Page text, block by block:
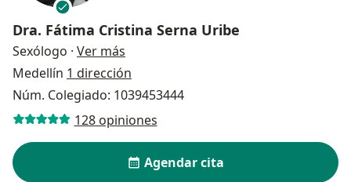
Dra. Fátima Cristina Serna Uribe
Sexólogo · Ver más
Medellín 1 dirección
Núm. Colegiado: 1039453444
128 opiniones
Agendar cita